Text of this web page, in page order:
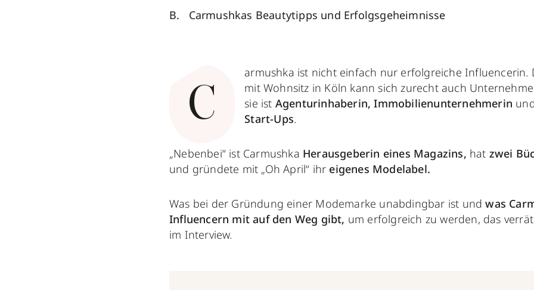
Carmushkas Beautytipps und Erfolgsgeheimnisse
C
armushka ist nicht einfach nur erfolgreiche Influencerin.
mit Wohnsitz in Köln kann sich zurecht auch
sie ist Agenturinhaberin, Immobilienunternehmerin
Start-Ups.
„Nebenbei“ ist Carmushka Herausgeberin eines Magazins, hat zwei
und gründete mit „Oh April“ ihr eigenes Modelabel.
Was bei der Gründung einer Modemarke unabdingbar ist undwas
Influencern mit auf den Weg gibt, um erfolgreich zu werden, das
im Interview.